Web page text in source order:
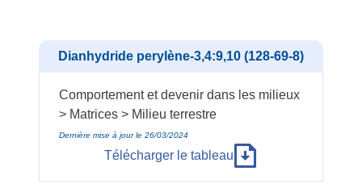
Dianhydride perylène-3,4:9,10 (128-69-8)
Comportement et devenir dans les milieux
> Matrices > Milieu terrestre
Dernière mise à jour le 26/03/2024
Télécharger le tableau